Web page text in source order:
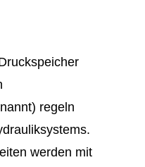
regeln
werden mit